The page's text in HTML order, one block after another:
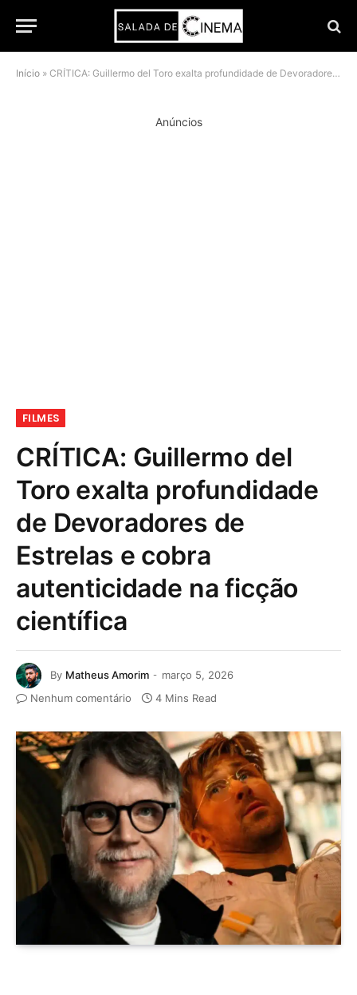
Início » CRÍTICA: Guillermo del Toro exalta profundidade de Devoradores de Estrelas e cobra autenticidade na ficção científica
Anúncios
FILMES
CRÍTICA: Guillermo del
Toro exalta profundidade
de Devoradores de
Estrelas e cobra
autenticidade na ficção
científica
By Matheus Amorim
março 5, 2026
Nenhum comentário
4 Mins Read